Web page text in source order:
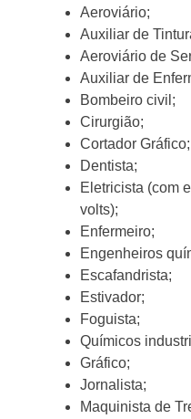
Aeroviário;
Auxiliar de
Aeroviário de
Auxiliar de
Bombeiro civil;
Cirurgião;
Cortador Gráfico;
Dentista;
Eletricista (com
volts);
Enfermeiro;
Engenheiros
Escafandrista;
Estivador;
Foguista;
Químicos
Gráfico;
Jornalista;
Maquinista de